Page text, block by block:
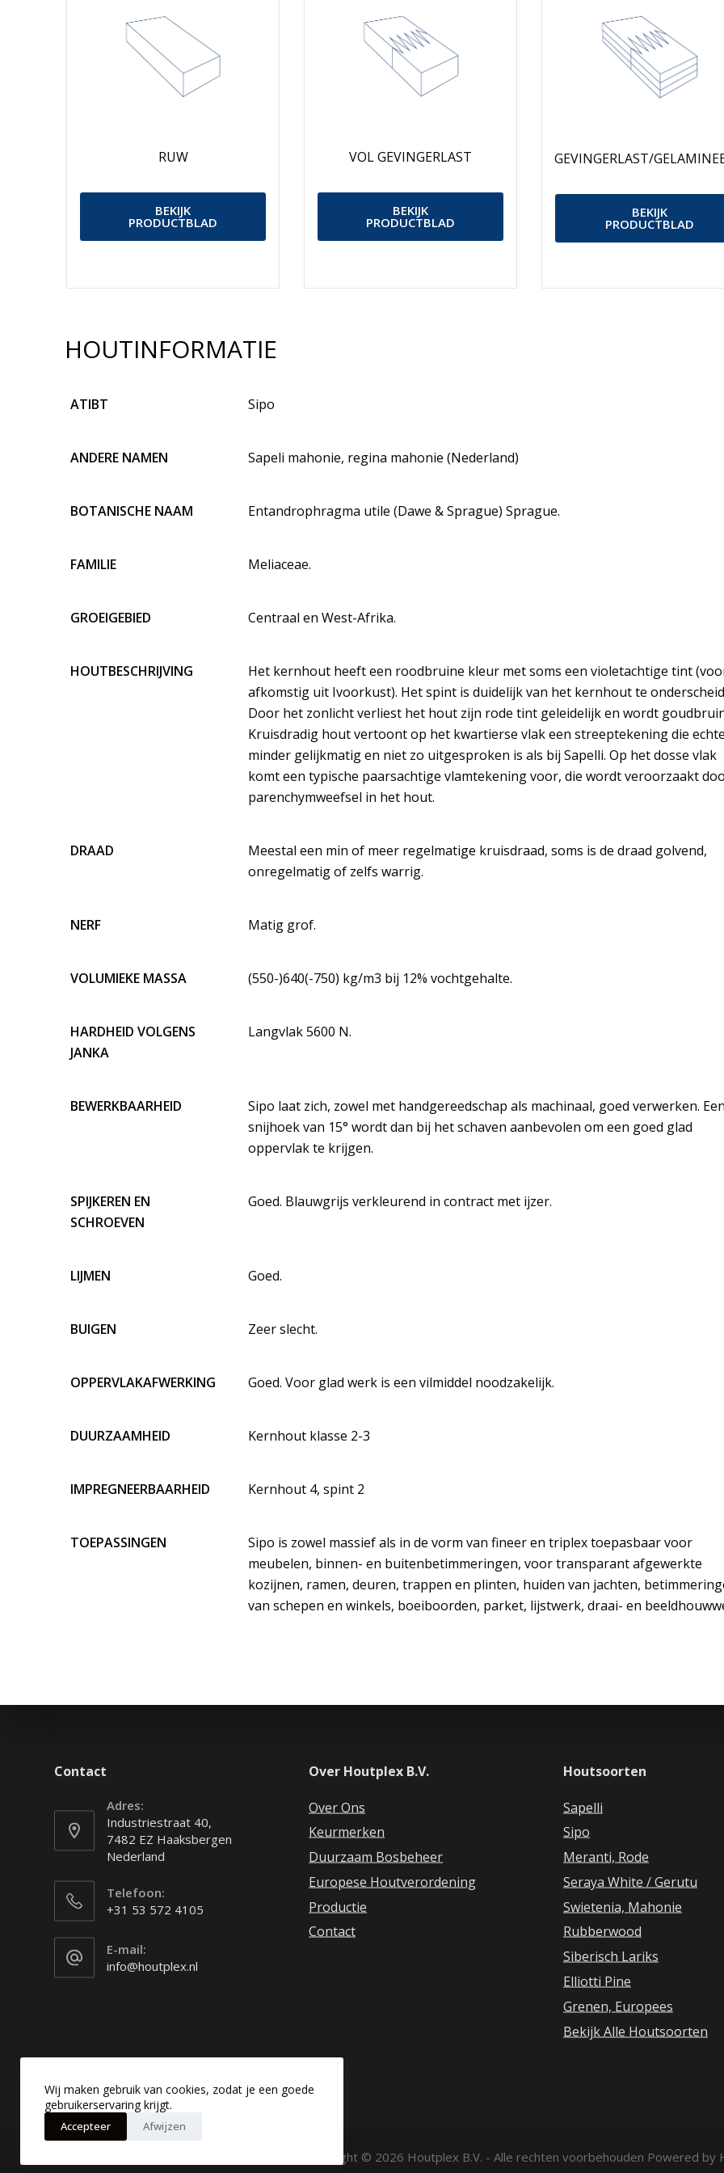
Wij maken gebruik van cookies, zodat je een goede
gebruikerservaring krijgt.
Accepteer Afwijzen
RUW
BEKIJK
PRODUCTBLAD
VOL GEVINGERLAST
BEKIJK
PRODUCTBLAD
GEVINGERLAST/
BEKIJK
PRODUCTBLAD
HOUTINFORMATIE
ATIBT Sipo
ANDERE NAMEN Sapeli mahonie, regina mahonie (Nederland)
BOTANISCHE NAAM Entandrophragma utile (Dawe & Sprague) Sprague.
FAMILIE Meliaceae.
GROEIGEBIED Centraal en West-Afrika.
HOUTBESCHRIJVING
Het kernhout heeft een roodbruine kleur met soms een violetachtige tint
afkomstig uit Ivoorkust). Het spint is duidelijk van het kernhout te
Door het zonlicht verliest het hout zijn rode tint geleidelijk en wordt
Kruisdradig hout vertoont op het kwartierse vlak een streeptekening die
minder gelijkmatig en niet zo uitgesproken is als bij Sapelli. Op het dosse vlak
komt een typische paarsachtige vlamtekening voor, die wordt veroorzaakt
parenchymweefsel in het hout.
DRAAD
Meestal een min of meer regelmatige kruisdraad, soms is de draad golvend,
onregelmatig of zelfs warrig.
NERF Matig grof.
VOLUMIEKE MASSA (550-)640(-750) kg/m3 bij 12% vochtgehalte.
HARDHEID VOLGENS
JANKA
Langvlak 5600 N.
BEWERKBAARHEID
Sipo laat zich, zowel met handgereedschap als machinaal, goed verwerken.
snijhoek van 15° wordt dan bij het schaven aanbevolen om een goed glad
oppervlak te krijgen.
SPIJKEREN EN
SCHROEVEN
Goed. Blauwgrijs verkleurend in contract met ijzer.
LIJMEN Goed.
BUIGEN Zeer slecht.
OPPERVLAKAFWERKING Goed. Voor glad werk is een vilmiddel noodzakelijk.
DUURZAAMHEID Kernhout klasse 2-3
IMPREGNEERBAARHEID Kernhout 4, spint 2
TOEPASSINGEN
Sipo is zowel massief als in de vorm van fineer en triplex toepasbaar voor
meubelen, binnen- en buitenbetimmeringen, voor transparant afgewerkte
kozijnen, ramen, deuren, trappen en plinten, huiden van jachten,
van schepen en winkels, boeiboorden, parket, lijstwerk, draai- en
Contact
Adres:
Industriestraat 40,
7482 EZ Haaksbergen
Nederland
Telefoon:
+31 53 572 4105
E-mail:
info@houtplex.nl
Over Houtplex B.V.
Over Ons
Keurmerken
Duurzaam Bosbeheer
Europese Houtverordening
Productie
Contact
Houtsoorten
Sapelli
Sipo
Meranti, Rode
Seraya White / Gerutu
Swietenia, Mahonie
Rubberwood
Siberisch Lariks
Elliotti Pine
Grenen, Europees
Bekijk Alle Houtsoorten
Copyright © 2026 Houtplex B.V. - Alle rechten voorbehouden Powered by